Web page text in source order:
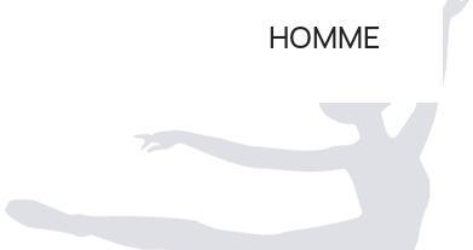
HOMME